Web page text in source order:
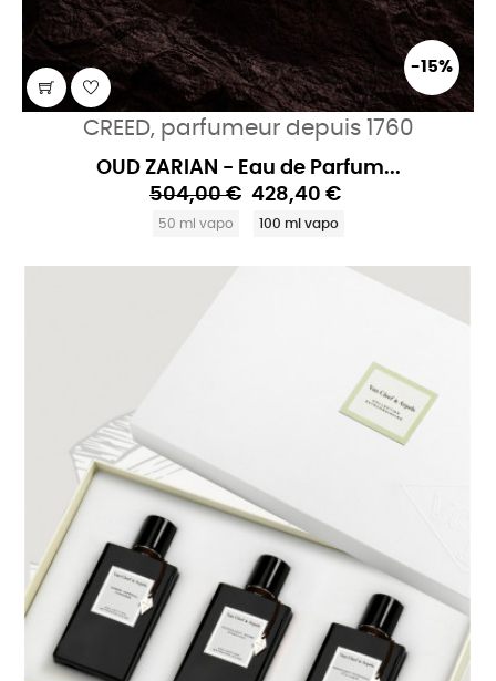
-15%
CREED, parfumeur depuis 1760
OUD ZARIAN - Eau de Parfum...
504,00 € 428,40 €
50 ml vapo 100 ml vapo